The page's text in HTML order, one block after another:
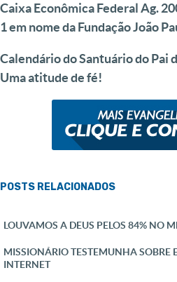
Caixa Econômica Federal Ag.
1 em nome da Fundação João
Calendário do Santuário do Pai
Uma atitude de fé!
POSTS RELACIONADOS
LOUVAMOS A DEUS PELOS 84% NO
MISSIONÁRIO TESTEMUNHA SOBRE
INTERNET